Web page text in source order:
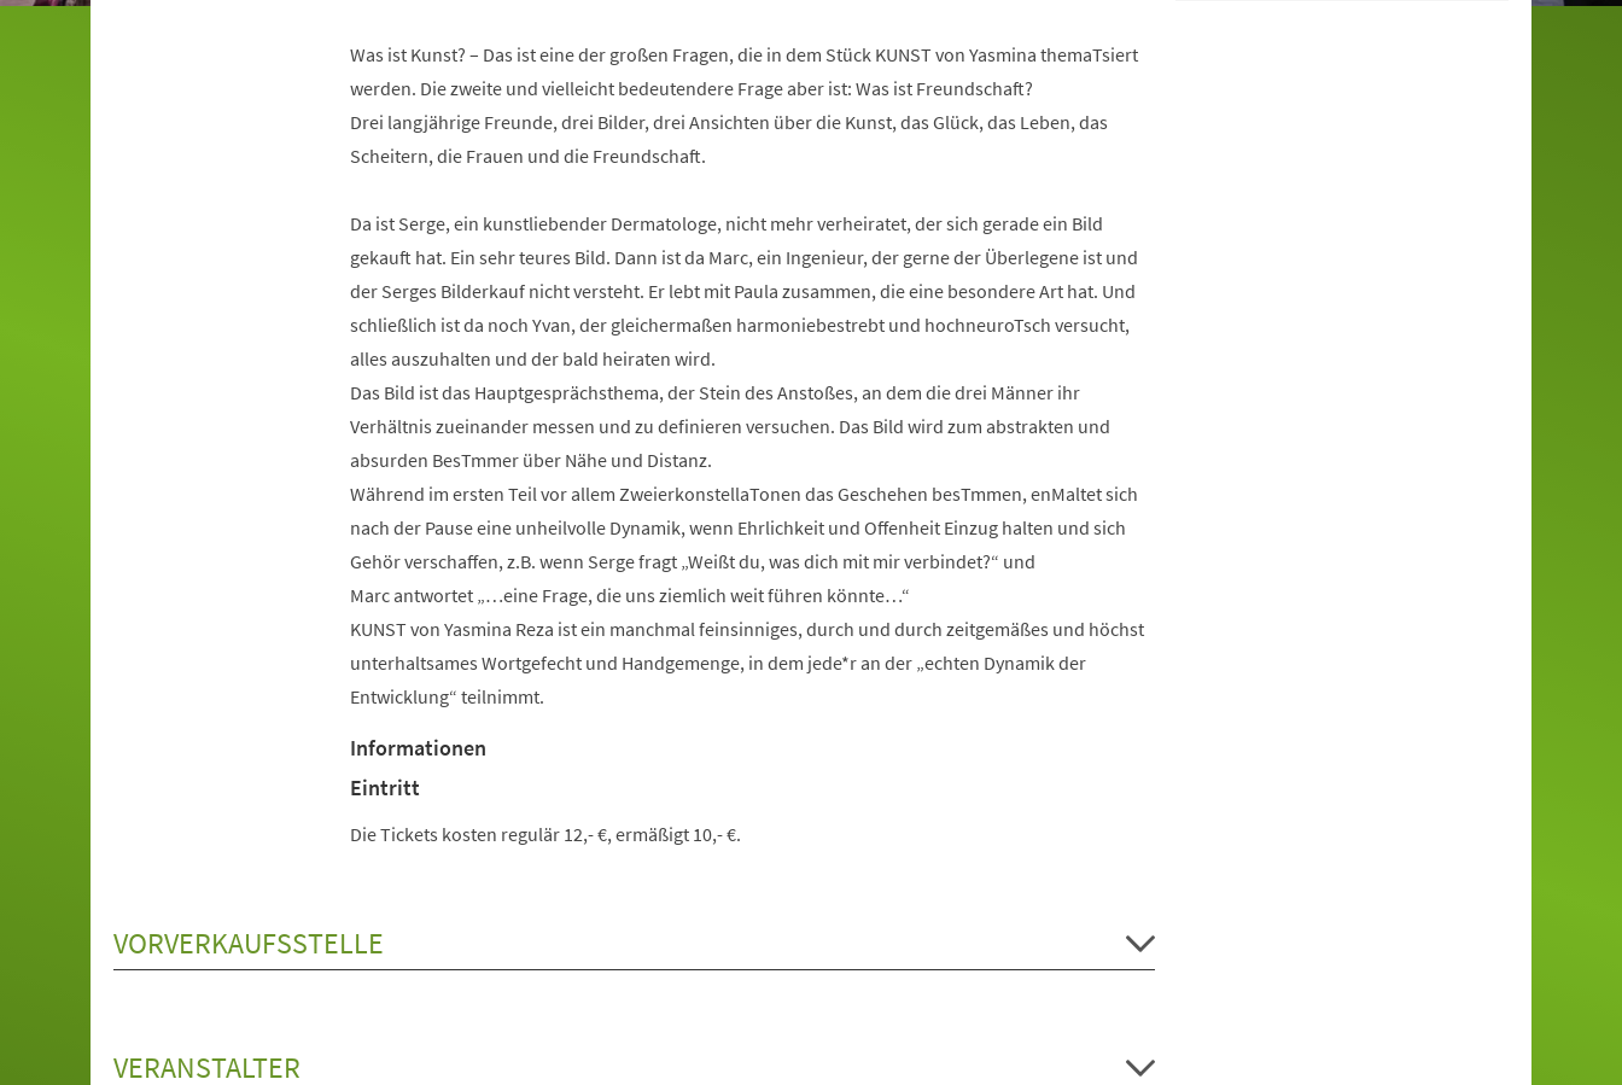
Was ist Kunst? – Das ist eine der großen Fragen, die in dem Stück KUNST von Yasmina themaTsiert
werden. Die zweite und vielleicht bedeutendere Frage aber ist: Was ist Freundschaft?
Drei langjährige Freunde, drei Bilder, drei Ansichten über die Kunst, das Glück, das Leben, das
Scheitern, die Frauen und die Freundschaft.
Da ist Serge, ein kunstliebender Dermatologe, nicht mehr verheiratet, der sich gerade ein Bild
gekauft hat. Ein sehr teures Bild. Dann ist da Marc, ein Ingenieur, der gerne der Überlegene ist und
der Serges Bilderkauf nicht versteht. Er lebt mit Paula zusammen, die eine besondere Art hat. Und
schließlich ist da noch Yvan, der gleichermaßen harmoniebestrebt und hochneuroTsch versucht,
alles auszuhalten und der bald heiraten wird.
Das Bild ist das Hauptgesprächsthema, der Stein des Anstoßes, an dem die drei Männer ihr
Verhältnis zueinander messen und zu definieren versuchen. Das Bild wird zum abstrakten und
absurden BesTmmer über Nähe und Distanz.
Während im ersten Teil vor allem ZweierkonstellaTonen das Geschehen besTmmen, enMaltet sich
nach der Pause eine unheilvolle Dynamik, wenn Ehrlichkeit und Offenheit Einzug halten und sich
Gehör verschaffen, z.B. wenn Serge fragt „Weißt du, was dich mit mir verbindet?“ und
Marc antwortet „…eine Frage, die uns ziemlich weit führen könnte…“
KUNST von Yasmina Reza ist ein manchmal feinsinniges, durch und durch zeitgemäßes und höchst
unterhaltsames Wortgefecht und Handgemenge, in dem jede*r an der „echten Dynamik der
Entwicklung“ teilnimmt.
Informationen
Eintritt
Die Tickets kosten regulär 12,- €, ermäßigt 10,- €.
VORVERKAUFSSTELLE
VERANSTALTER